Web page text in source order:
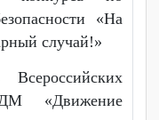
КГБ ПОУ
активную
вклад в